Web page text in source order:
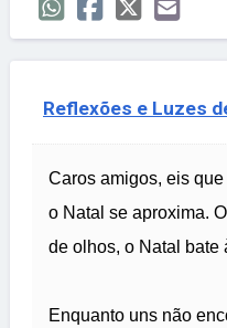
Reflexões e Luzes
Caros amigos, eis
o Natal se aproxima.
de olhos, o Natal bate
Enquanto uns não